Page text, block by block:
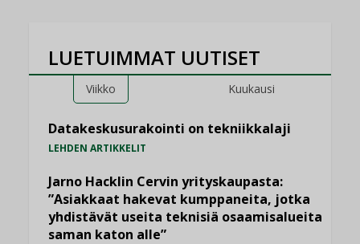
LUETUIMMAT UUTISET
Viikko Kuukausi
Datakeskusurakointi on tekniikkalaji
LEHDEN ARTIKKELIT
Jarno Hacklin Cervin yrityskaupasta:
”Asiakkaat hakevat kumppaneita, jotka
yhdistävät useita teknisiä osaamisalueita
saman katon alle”